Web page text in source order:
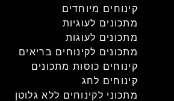
קינוחים מיוחדים
מתכונים לעוגיות
מתכונים לעוגות
מתכונים לקינוחים בריאים
קינוחים כוסות מתכונים
קינוחים לחג
מתכוני לקינוחים ללא גלוטן